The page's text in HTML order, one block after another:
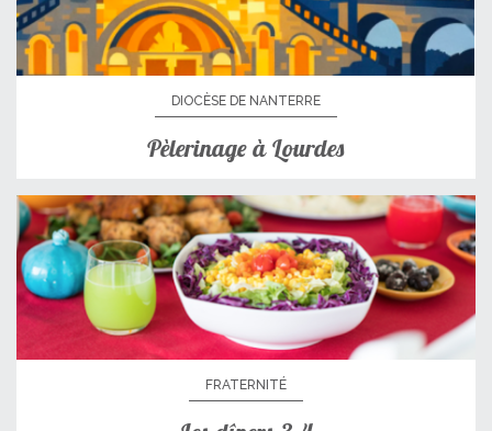
DIOCÈSE DE NANTERRE
Pèlerinage à Lourdes
FRATERNITÉ